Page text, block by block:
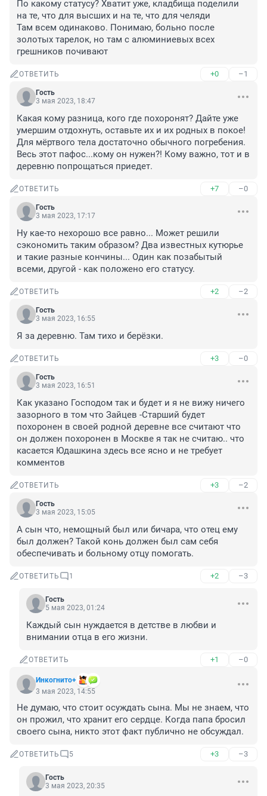
По какому статусу? Хватит уже, кладбища поделили
на те, что для высших и на те, что для челяди
Там всем одинаково. Понимаю, больно после
золотых тарелок, но там с алюминиевых всех
грешников почивают
ОТВЕТИТЬ +0 –1
Гость
3 мая 2023, 18:47
Какая кому разница, кого где похоронят? Дайте уже
умершим отдохнуть, оставьте их и их родных в покое!
Для мёртвого тела достаточно обычного погребения.
Весь этот пафос...кому он нужен?! Кому важно, тот и в
деревню попрощаться приедет.
ОТВЕТИТЬ +7 –0
Гость
3 мая 2023, 17:17
Ну кае-то нехорошо все равно... Может решили
сэкономить таким образом? Два известных кутюрье
и такие разные кончины... Один как позабытый
всеми, другой - как положено его статусу.
ОТВЕТИТЬ +2 –2
Гость
3 мая 2023, 16:55
Я за деревню. Там тихо и берёзки.
ОТВЕТИТЬ +3 –0
Гость
3 мая 2023, 16:51
Как указано Господом так и будет и я не вижу ничего
зазорного в том что Зайцев -Старший будет
похоронен в своей родной деревне все считают что
он должен похоронен в Москве я так не считаю.. что
касается Юдашкина здесь все ясно и не требует
комментов
ОТВЕТИТЬ +3 –2
Гость
3 мая 2023, 15:05
А сын что, немощный был или бичара, что отец ему
был должен? Такой конь должен был сам себя
обеспечивать и больному отцу помогать.
ОТВЕТИТЬ 1 +2 –3
Гость
5 мая 2023, 01:24
Каждый сын нуждается в детстве в любви и
внимании отца в его жизни.
ОТВЕТИТЬ +1 –0
Инкогнито+
3 мая 2023, 14:55
Не думаю, что стоит осуждать сына. Мы не знаем, что
он прожил, что хранит его сердце. Когда папа бросил
своего сына, никто этот факт публично не обсуждал.
ОТВЕТИТЬ 5 +3 –3
Гость
3 мая 2023, 20:35